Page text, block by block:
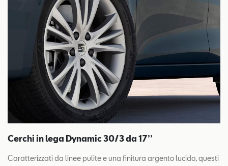
Cerchi in lega Dynamic 30/3 da 17’’
Caratterizzati da linee pulite e una finitura argento lucido, questi